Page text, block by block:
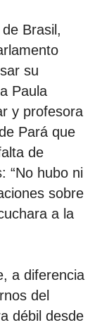
Brasil,
su
Paula
y profesora
Pará que
de
“No hubo ni
sobre
a la
a diferencia
del
débil desde